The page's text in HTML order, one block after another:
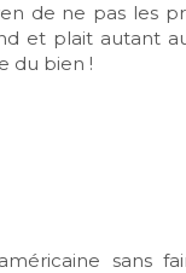
de ne pas les
et plait autant
du bien !
sans